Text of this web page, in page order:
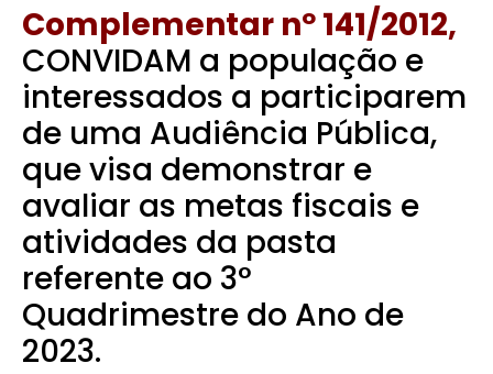
Complementar nº 141/2012,
CONVIDAM a população e
interessados a participarem
de uma Audiência Pública,
que visa demonstrar e
avaliar as metas fiscais e
atividades da pasta
referente ao 3°
Quadrimestre do Ano de
2023.